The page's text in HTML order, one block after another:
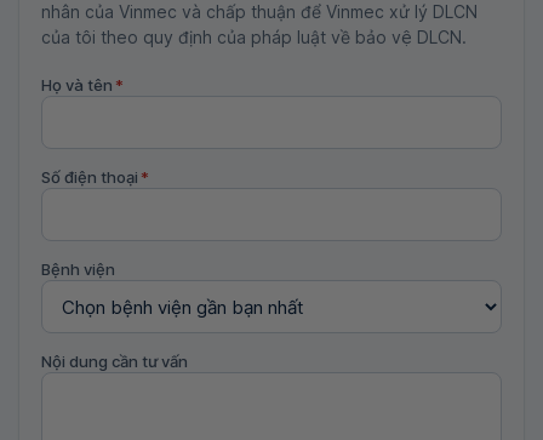
nhân của Vinmec và chấp thuận để Vinmec xử lý DLCN
của tôi theo quy định của pháp luật về bảo vệ DLCN.
Họ và tên *
Số điện thoại *
Bệnh viện
Nội dung cần tư vấn